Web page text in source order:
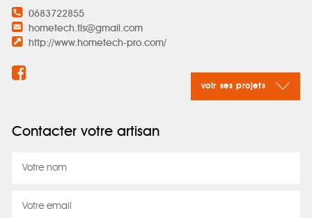
0683722855
hometech.tls@gmail.com
http://www.hometech-pro.com/
voir ses projets
Contacter votre artisan